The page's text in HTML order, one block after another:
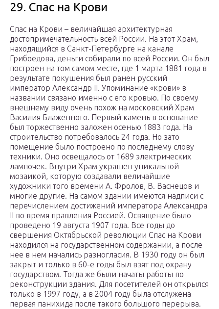
29. Спас на Крови
Спас на Крови – величайшая архитектурная
достопримечательность всей России. На этот Храм,
находящийся в Санкт-Петербурге на канале
Грибоедова, деньги собирали по всей России. Он был
построен на том самом месте, где 1 марта 1881 года в
результате покушения был ранен русский
император Александр II. Упоминание «крови» в
названии связано именно с его кровью. По своему
внешнему виду очень похож на московский Храм
Василия Блаженного. Первый камень в основание
был торжественно заложен осенью 1883 года. На
строительство потребовалось 24 года. Но зато
помещение было построено по последнему слову
техники. Оно освещалось от 1689 электрических
лампочек. Внутри Храм украшен уникальной
мозаикой, которую создавали величайшие
художники того времени А. Фролов, В. Васнецов и
многие другие. На самом здании имеются надписи с
перечислением достижений императора Александра
II во время правления Россией. Освящение было
проведено 19 августа 1907 года. Все годы до
свершения Октябрьской революции Спас на Крови
находился на государственном содержании, а после
нее в нем начались разногласия. В 1930 году он был
закрыт и только в 60-е годы был взят под охрану
государством. Тогда же были начаты работы по
реконструкции здания. Для посетителей он открылся
только в 1997 году, а в 2004 году была отслужена
первая панихида после такого большого перерыва.